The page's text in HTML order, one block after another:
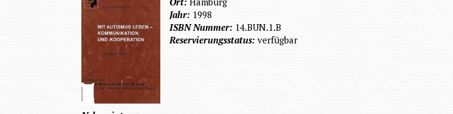
Jahr: 1998
ISBN Nummer: 14.BUN.1.B
Reservierungsstatus:verfügbar